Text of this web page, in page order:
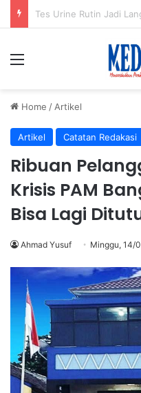
Menu
Home / Artikel
Artikel Catatan Redakasi
Ribuan
Krisis PAM
Bisa Lagi
Ahmad Yusuf Minggu, 14/